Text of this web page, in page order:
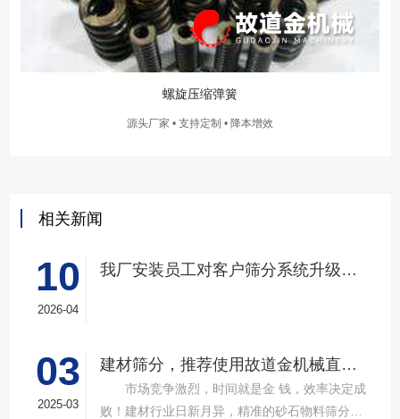
螺旋压缩弹簧
源头厂家 • 支持定制 • 降本增效
相关新闻
10
2026-04
我厂安装员工对客户筛分系统升级改造完工，客户很满意，我们也很高兴！
03
2025-03
建材筛分，推荐使用故道金机械直线筛
市场竞争激烈，时间就是金 钱，效率决定成
败！建材行业日新月异，精准的砂石物料筛分工